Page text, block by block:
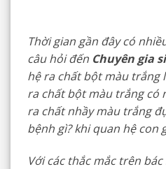
Thời gian gần đây có
câu hỏi đến Chuyên gia
hệ ra chất bột màu trắng
ra chất bột màu trắng có
ra chất nhầy màu trắng
bệnh gì? khi quan hệ con
Với các thắc mắc trên